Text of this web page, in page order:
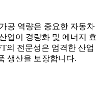
공 역량은 중요한 자동차
업이 경량화 및 에너지 효
의 전문성은 엄격한 산업
생산을 보장합니다.